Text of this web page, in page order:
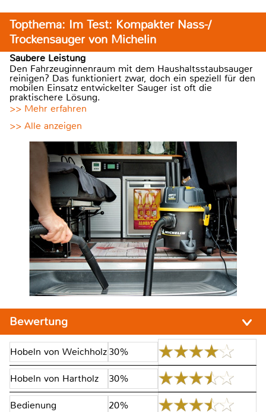
Topthema: Im Test: Kompakter Nass-/
Trockensauger von Michelin
Saubere Leistung
Den Fahrzeuginnenraum mit dem Haushaltsstaubsauger
reinigen? Das funktioniert zwar, doch ein speziell für den
mobilen Einsatz entwickelter Sauger ist oft die
praktischere Lösung.
>> Mehr erfahren
>> Alle anzeigen
Bewertung
Hobeln von Weichholz30%
Hobeln von Hartholz 30%
Bedienung 20%